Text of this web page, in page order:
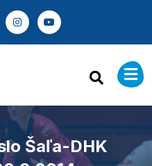
Šaľa-DHK